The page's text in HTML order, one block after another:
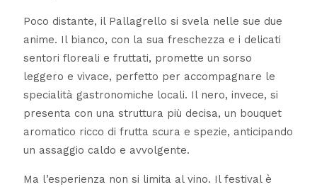
Poco distante, il Pallagrello si svela nelle sue due
anime. Il bianco, con la sua freschezza e i delicati
sentori floreali e fruttati, promette un sorso
leggero e vivace, perfetto per accompagnare le
specialità gastronomiche locali. Il nero, invece, si
presenta con una struttura più decisa, un bouquet
aromatico ricco di frutta scura e spezie, anticipando
un assaggio caldo e avvolgente.
Ma l’esperienza non si limita al vino. Il festival è